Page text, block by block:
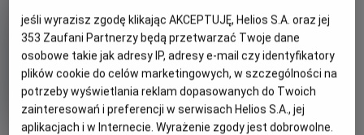
FILM POLSKI
Ida - 20-lecie PISF
Oryginalny
tytuł
Ida Gatunek
Dramat
Minimalny
wiek
Od 15 lat
Czas
trwania
82 min
Kraj
i
rok
produkcji
Dania, Polska
jeśli wyrazisz zgodę klikając AKCEPTUJĘ, Helios S.A. oraz jej
353 Zaufani Partnerzy będą przetwarzać Twoje dane
osobowe takie jak adresy IP, adresy e-mail czy identyfikatory
plików cookie do celów marketingowych, w szczególności na
potrzeby wyświetlania reklam dopasowanych do Twoich
zainteresowań i preferencji w serwisach Helios S.A., jej
aplikacjach i w Internecie. Wyrażenie zgody jest dobrowolne.